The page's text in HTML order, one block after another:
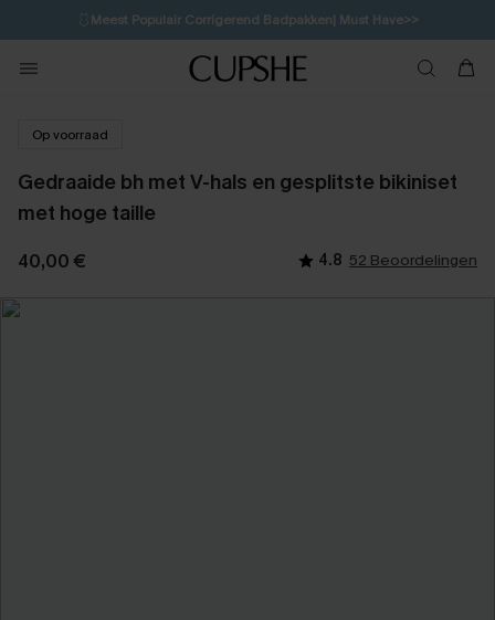
🩱Meest Populair Corrigerend Badpakken| Must Have>>
💌Abonneer je & ontvang tot 15% korting>>
Koop 3, krijg 15% korting | CODE: SW15
Op voorraad
Gedraaide bh met V-hals en gesplitste bikiniset
met hoge taille
40,00 € 4.8 52 Beoordelingen